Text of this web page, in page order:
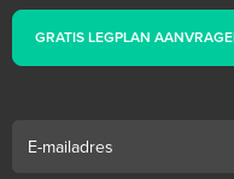
GRATIS LEGPLAN